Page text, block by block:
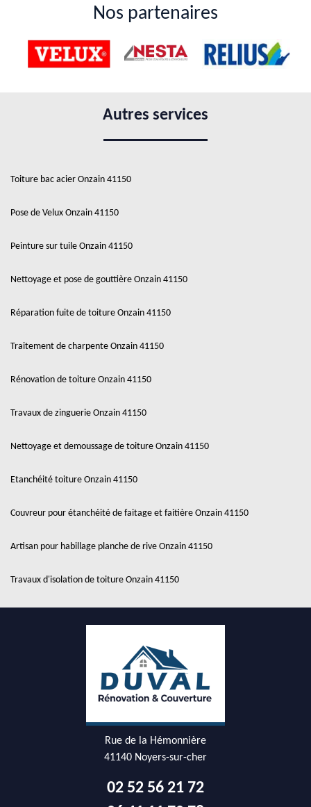
Nos partenaires
Autres services
Toiture bac acier Onzain 41150
Pose de Velux Onzain 41150
Peinture sur tuile Onzain 41150
Nettoyage et pose de gouttière Onzain 41150
Réparation fuite de toiture Onzain 41150
Traitement de charpente Onzain 41150
Rénovation de toiture Onzain 41150
Travaux de zinguerie Onzain 41150
Nettoyage et demoussage de toiture Onzain 41150
Etanchéité toiture Onzain 41150
Couvreur pour étanchéité de faitage et faitière Onzain 41150
Artisan pour habillage planche de rive Onzain 41150
Travaux d'isolation de toiture Onzain 41150
Rue de la Hémonnière
41140 Noyers-sur-cher
02 52 56 21 72